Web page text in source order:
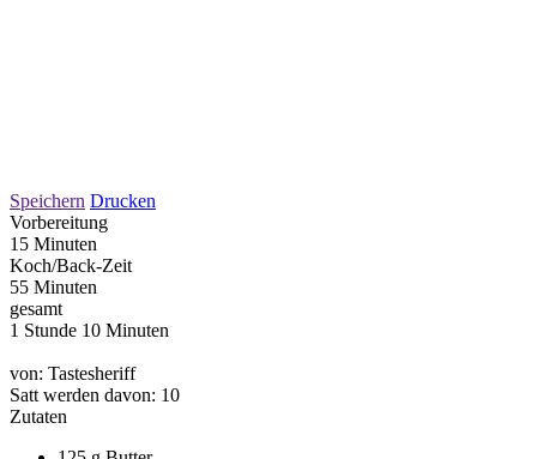
Speichern Drucken
Vorbereitung
15 Minuten
Koch/Back-Zeit
55 Minuten
gesamt
1 Stunde 10 Minuten
von: Tastesheriff
Satt werden davon: 10
Zutaten